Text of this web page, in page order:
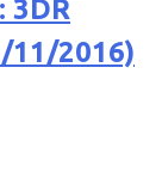
3DR
11/2016)